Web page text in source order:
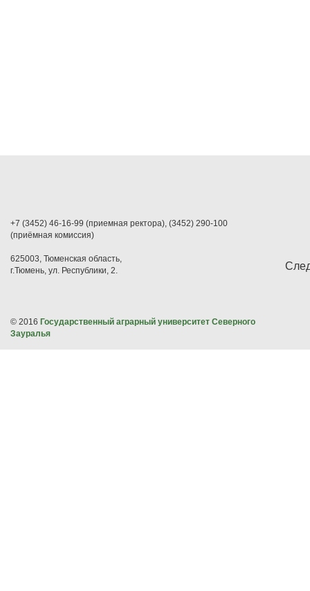
+7 (3452) 46-16-99 (приемная ректора), (3452) 290-100
(приёмная комиссия)
625003, Тюменская область,
г.Тюмень, ул. Республики, 2.
© 2016 Государственный аграрный университет Северного
Зауралья